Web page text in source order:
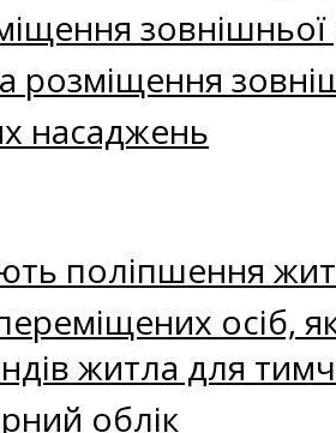
насаджень
поліпшення
осіб,
житла для
облік